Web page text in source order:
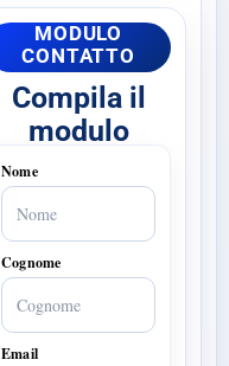
MODULO
CONTATTO
Compila il
modulo
Nome
Cognome
Email